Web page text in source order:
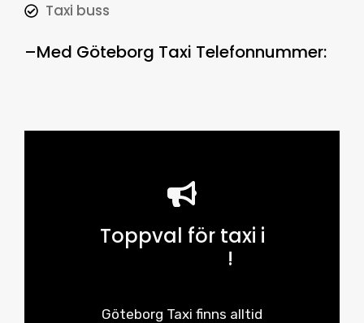
Taxi buss
–Med Göteborg Taxi Telefonnummer:
Toppval för taxi i
!
Göteborg Taxi finns alltid